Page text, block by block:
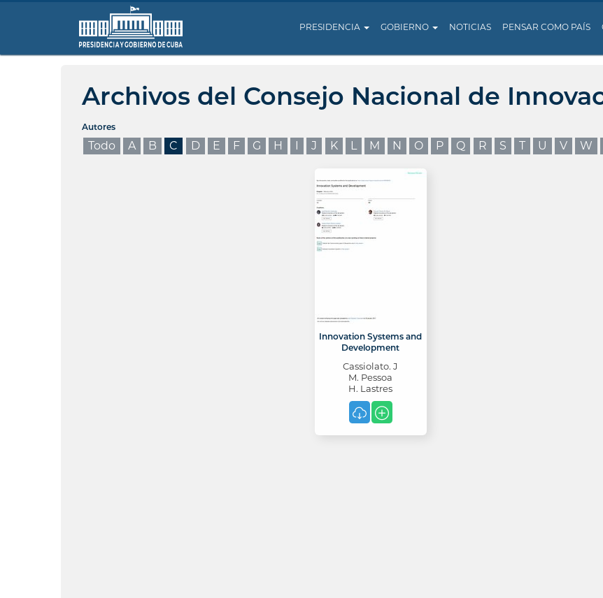
PRESIDENCIA GOBIERNO NOTICIAS PENSAR COMO PAÍS
Archivos del Consejo Nacional de
Autores
Todo A B C D E F G H I J K L M N O P Q R S T U V W
Innovation Systems and
Development
Cassiolato. J
M. Pessoa
H. Lastres